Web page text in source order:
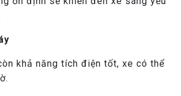
khả năng tích điện tốt, xe có thể